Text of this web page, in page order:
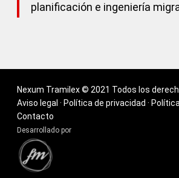
planificación e ingeniería
Nexum Tramilex © 2021 Todos los
Aviso legal · Política de privacidad ·
Contacto
Desarrollado por